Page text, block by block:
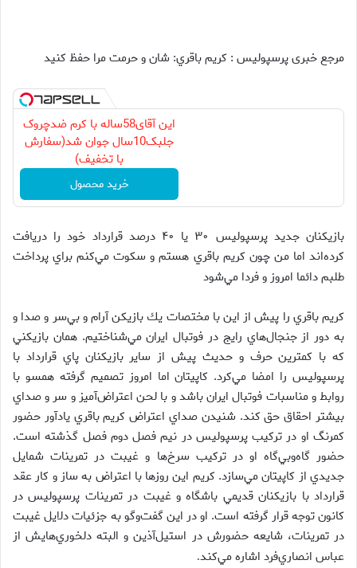
مرجع خبری پرسپولیس : كريم باقري: شان و حرمت مرا حفظ كنيد
این آقای58ساله با کرم ضدچروک
جلبک10سال جوان شد(سفارش
با تخفیف)
خرید محصول
بازيكنان جديد پرسپوليس ۳۰ يا ۴۰ درصد قرارداد خود را دريافت
كرده‌اند اما من چون كريم باقري هستم و سكوت مي‌كنم براي پرداخت
طلبم دائما امروز و فردا مي‌شود
كريم باقري را پيش از اين با مختصات يك بازيكن آرام و بي‌سر و صدا و
به دور از جنجال‌هاي رايج در فوتبال ايران مي‌شناختيم. همان بازيكني
كه با كمترين حرف و حديث پيش از ساير بازيكنان پاي قرارداد با
پرسپوليس را امضا مي‌كرد. كاپيتان اما امروز تصميم گرفته همسو با
روابط و مناسبات فوتبال ايران باشد و با لحن اعتراض‌آميز و سر و صداي
بيشتر احقاق حق ‌كند. شنيدن صداي اعتراض كريم باقري يادآور حضور
كمرنگ او در تركيب پرسپوليس در نيم فصل دوم فصل گذشته است.
حضور گاه‌و‌بي‌گاه او در تركيب سرخ‌ها و غيبت در تمرينات شمايل
جديدي از كاپيتان مي‌سازد. كريم اين روزها با اعتراض به ساز و كار عقد
قرارداد با بازيكنان قديمي باشگاه و غيبت در تمرينات پرسپوليس در
كانون توجه قرار گرفته است. او در اين گفت‌وگو به جزئيات دلايل غيبت
در تمرينات، شايعه حضورش در استيل‌آذين و البته دلخوري‌هايش از
عباس انصاري‌فرد اشاره مي‌كند.